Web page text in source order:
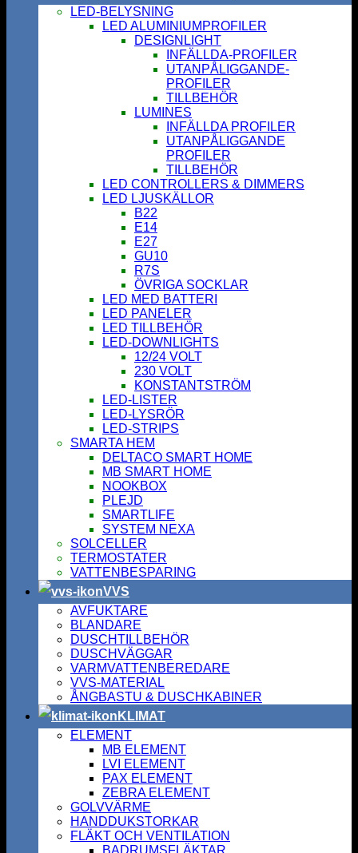
LED-BELYSNING
LED ALUMINIUMPROFILER
DESIGNLIGHT
INFÄLLDA-PROFILER
UTANPÅLIGGANDE-
PROFILER
TILLBEHÖR
LUMINES
INFÄLLDA PROFILER
UTANPÅLIGGANDE
PROFILER
TILLBEHÖR
LED CONTROLLERS & DIMMERS
LED LJUSKÄLLOR
B22
E14
E27
GU10
R7S
ÖVRIGA SOCKLAR
LED MED BATTERI
LED PANELER
LED TILLBEHÖR
LED-DOWNLIGHTS
12/24 VOLT
230 VOLT
KONSTANTSTRÖM
LED-LISTER
LED-LYSRÖR
LED-STRIPS
SMARTA HEM
DELTACO SMART HOME
MB SMART HOME
NOOKBOX
PLEJD
SMARTLIFE
SYSTEM NEXA
SOLCELLER
TERMOSTATER
VATTENBESPARING
VVS
AVFUKTARE
BLANDARE
DUSCHTILLBEHÖR
DUSCHVÄGGAR
VARMVATTENBEREDARE
VVS-MATERIAL
ÅNGBASTU & DUSCHKABINER
KLIMAT
ELEMENT
MB ELEMENT
LVI ELEMENT
PAX ELEMENT
ZEBRA ELEMENT
GOLVVÄRME
HANDDUKSTORKAR
FLÄKT OCH VENTILATION
BADRUMSFLÄKTAR